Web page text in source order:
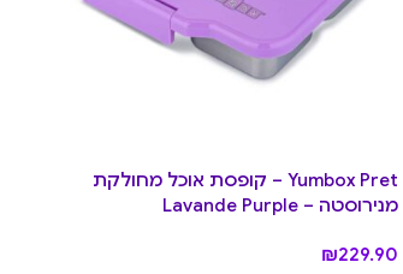
Yumbox Pret – קופסת אוכל מחולקת
מנירוסטה – Lavande Purple
₪229.90